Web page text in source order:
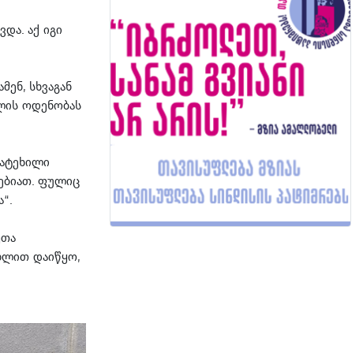
აქ იგი
სხვაგან
ოდენობას
ფულიც
დაიწყო,